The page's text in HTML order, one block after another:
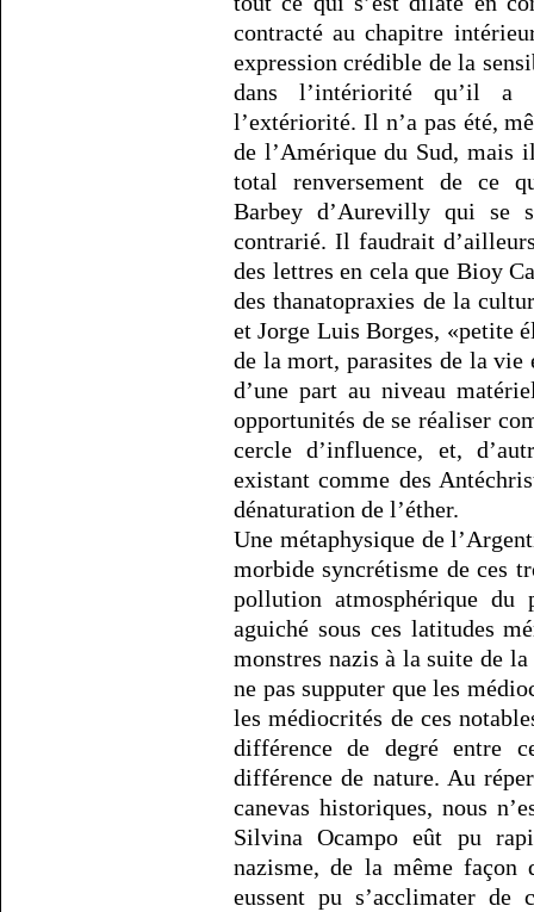
contracté au chapitre
expression crédible de la
dans l’intériorité qu’il a
l’extériorité. Il n’a pas été,
de l’Amérique du Sud, mais
total renversement de ce
Barbey d’Aurevilly qui se
contrarié. Il faudrait
des lettres en cela que Bioy
des thanatopraxies de la
et Jorge Luis Borges, «petite
de la mort, parasites de la
d’une part au niveau
opportunités de se réaliser
cercle d’influence, et,
existant comme des
dénaturation de l’éther.
Une métaphysique de
morbide syncrétisme de ces
pollution atmosphérique du
aguiché sous ces latitudes
monstres nazis à la suite de
ne pas supputer que les
les médiocrités de ces
différence de degré entre
différence de nature. Au
canevas historiques, nous
Silvina Ocampo eût pu
nazisme, de la même façon
eussent pu s’acclimater